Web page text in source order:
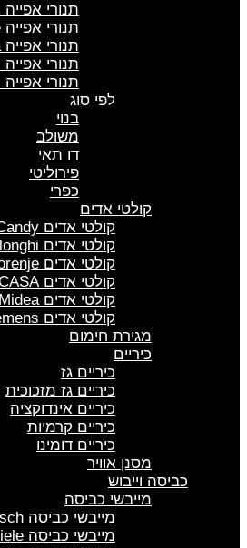
תנורי אפייה Fujicom
תנורי אפייה gorenje
תנורי אפייה LaCasa
תנורי אפייה Peerless
תנורי אפייה Siemens
לפי סוג
בנוי
משולב
דו תאי
פירוליטי
כפרי
קולטי אדים
קולטי אדים Candy
קולטי אדים Delonghi
קולטי אדים gorenje
קולטי אדים LACASA
קולטי אדים Midea
קולטי אדים Siemens
מגירת חימום
כיריים
כיריים גז
כיריים גז מזכוכית
כיריים אינדוקציה
כיריים קרמיות
כיריים דומינו
מסנן אוויר
כביסה וייבוש
מייבשי כביסה
מייבשי כביסה Bosch
מייבשי כביסה Miele